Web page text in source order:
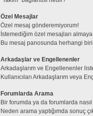
Özel Mesajlar
Özel mesaj gönderemiyorum!
İstemediğim özel mesajları
Bu mesaj panosunda herhangi
Arkadaşlar ve Engellenenler
Arkadaşlarım ve Engellenenler
Kullanıcıları Arkadaşlarım veya
Forumlarda Arama
Bir forumda ya da forumlarda
Neden arama yaptığımda sonuç